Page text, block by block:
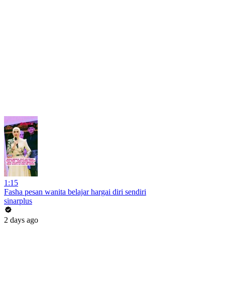
1:15
Fasha pesan wanita belajar hargai diri sendiri
sinarplus
2 days ago